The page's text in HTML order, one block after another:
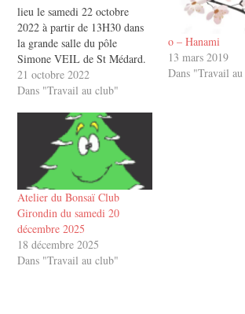
lieu le samedi 22 octobre
2022 à partir de 13H30 dans
la grande salle du pôle
Simone VEIL de St Médard.
Au programme : - Gemba et
échanges autour des arbres
thème que nous vous
proposons ce samedi est
l'arrosage…
21 octobre 2022
Dans "Travail au club"
o – Hanami
13 mars 2019
Dans "Travail
Atelier du Bonsaï Club
Girondin du samedi 20
décembre 2025
18 décembre 2025
Dans "Travail au club"